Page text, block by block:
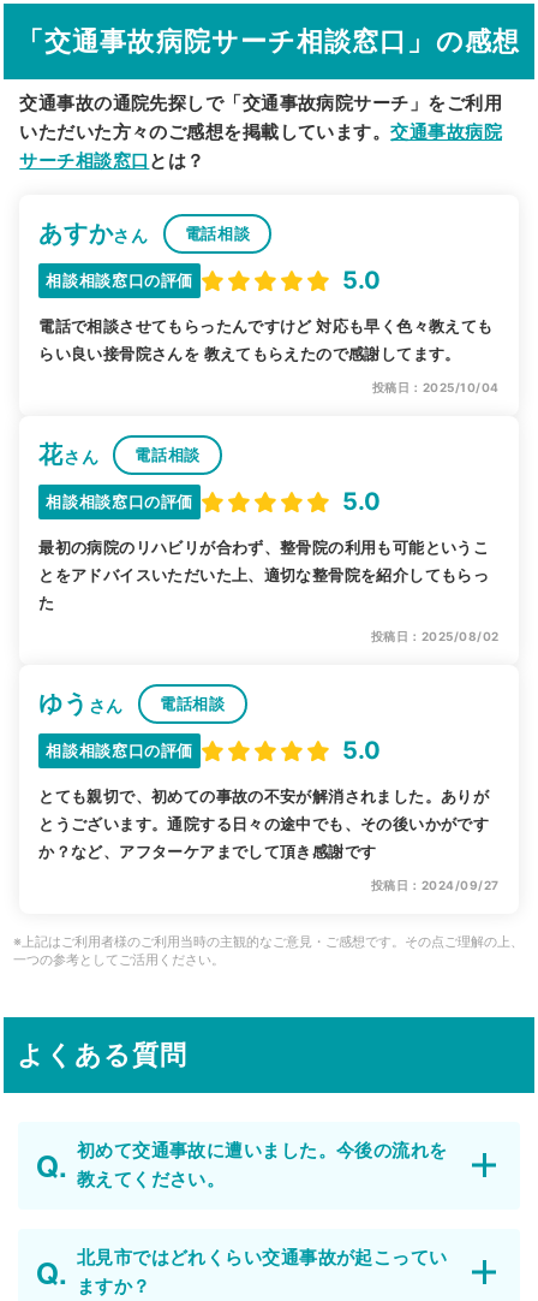
駅から探す 院名から探す
「交通事故病院サーチ相談窓口」の感想
交通事故の通院先探しで「交通事故病院サーチ」をご利用
いただいた方々のご感想を掲載しています。交通事故病院
サーチ相談窓口 とは？
あすかさん 電話相談
相談相談窓口の評価 5.0
電話で相談させてもらったんですけど 対応も早く色々教えても
らい良い接骨院さんを 教えてもらえたので感謝してます。
投稿日：2025/10/04
花さん 電話相談
相談相談窓口の評価 5.0
最初の病院のリハビリが合わず、整骨院の利用も可能というこ
とをアドバイスいただいた上、適切な整骨院を紹介してもらっ
た
投稿日：2025/08/02
ゆう さん 電話相談
相談相談窓口の評価 5.0
とても親切で、初めての事故の不安が解消されました。ありが
とうございます。通院する日々の途中でも、その後いかがです
か？など、アフターケアまでして頂き感謝です
投稿日：2024/09/27
※上記はご利用者様のご利用当時の主観的なご意見・ご感想です。その点ご理解の上、
一つの参考としてご活用ください。
よくある質問
初めて交通事故に遭いました。今後の流れを
教えてください。
北見市ではどれくらい交通事故が起こってい
ますか？